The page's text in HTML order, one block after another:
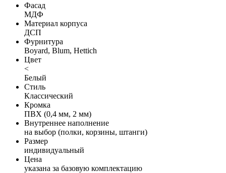
Фасад
МДФ
Материал корпуса
ДСП
Фурнитура
Boyard, Blum, Hettich
Цвет
<
Белый
Стиль
Классический
Кромка
ПВХ (0,4 мм, 2 мм)
Внутреннее наполнение
на выбор (полки, корзины, штанги)
Размер
индивидуальный
Цена
указана за базовую комплектацию